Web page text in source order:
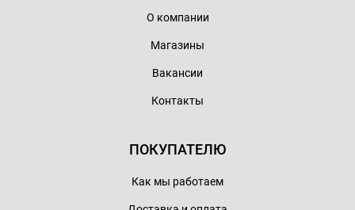
О компании
Магазины
Вакансии
Контакты
ПОКУПАТЕЛЮ
Как мы работаем